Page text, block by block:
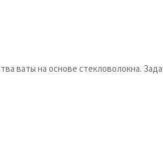
ваты на основе стекловолокна.